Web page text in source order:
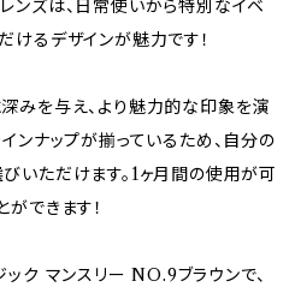
ンズは、日常使いから特別なイベ
けるデザインが魅力です！
みを与え、より魅力的な印象を演
ンナップが揃っているため、自分の
いただけます。1ヶ月間の使用が可
できます！
ック マンスリー NO.9ブラウンで、